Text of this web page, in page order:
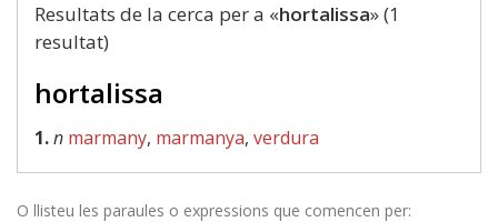
Resultats de la cerca per a «hortalissa» (1
resultat)
hortalissa
1.n marmany, marmanya, verdura
O llisteu les paraules o expressions que comencen per: